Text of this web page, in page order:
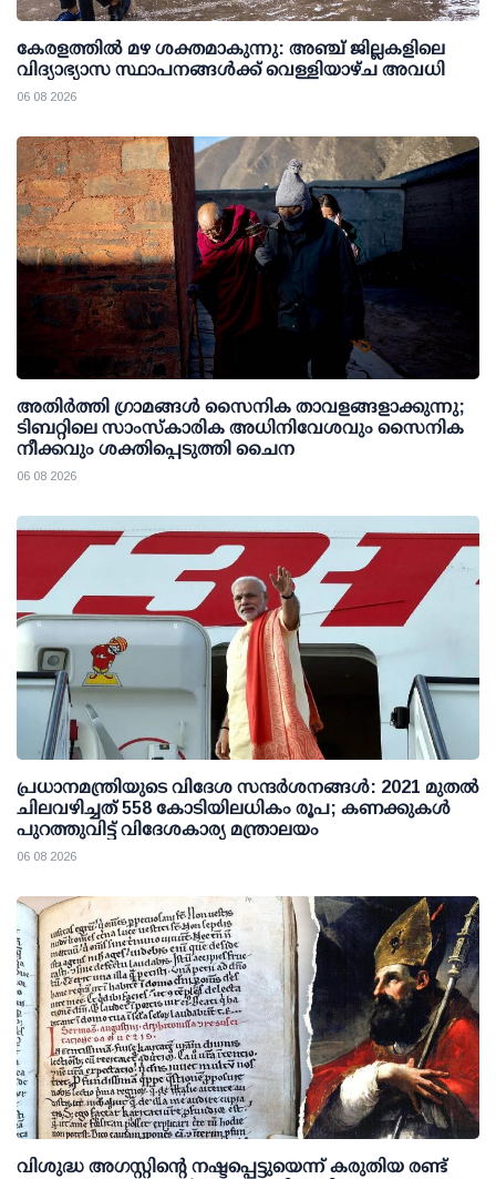
കേരളത്തില്‍ മഴ ശക്തമാകുന്നു: അഞ്ച് ജില്ലകളിലെ
വിദ്യാഭ്യാസ സ്ഥാപനങ്ങള്‍ക്ക് വെള്ളിയാഴ്ച അവധി
06 08 2026
അതിര്‍ത്തി ഗ്രാമങ്ങള്‍ സൈനിക താവളങ്ങളാക്കുന്നു;
ടിബറ്റിലെ സാംസ്‌കാരിക അധിനിവേശവും സൈനിക
നീക്കവും ശക്തിപ്പെടുത്തി ചൈന
06 08 2026
പ്രധാനമന്ത്രിയുടെ വിദേശ സന്ദർശനങ്ങൾ: 2021 മുതൽ
ചിലവഴിച്ചത് 558 കോടിയിലധികം രൂപ; കണക്കുകൾ
പുറത്തുവിട്ട് വിദേശകാര്യ മന്ത്രാലയം
06 08 2026
വിശുദ്ധ അഗസ്റ്റിന്റെ നഷ്ടപ്പെട്ടുയെന്ന് കരുതിയ രണ്ട്